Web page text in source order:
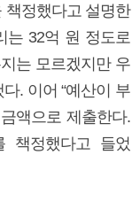
책정했다고 설명한
는 32억 원 정도로
는 모르겠지만 우
. 이어 “예산이 부
액으로 제출한다.
책정했다고 들었